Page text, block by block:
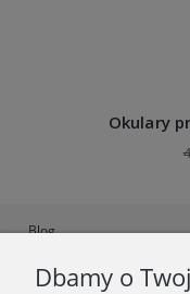
Okulary
Blog
Ustawienia plików cookies
Dbamy o